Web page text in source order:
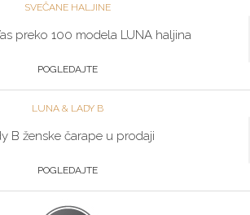
SVEČANE HALJINE
preko 100 modela LUNA haljina
POGLEDAJTE
LUNA & LADY B
B ženske čarape u prodaji
POGLEDAJTE